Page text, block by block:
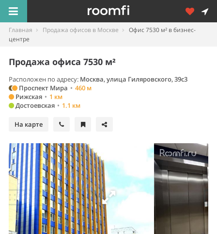
Главная Продажа офисов в Москве
Офис 7530 м² в бизнес-
центре
Продажа офиса 7530 м²
Расположен по адресу: Москва, улица Гиляровского, 39с3
Проспект Мира • 460 м
Рижская • 1 км
Достоевская • 1.1 км
На карте